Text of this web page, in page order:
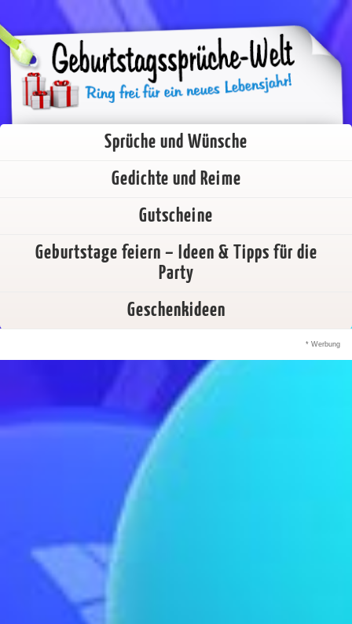
Sprüche und Wünsche
Gedichte und Reime
Gutscheine
Geburtstage feiern – Ideen & Tipps für die
Party
Geschenkideen
* Werbung